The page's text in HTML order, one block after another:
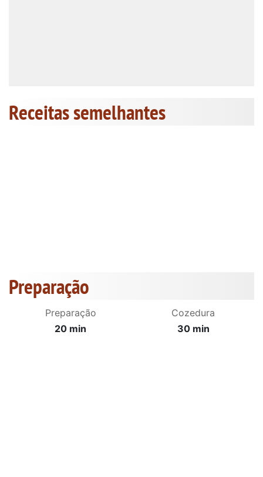
Receitas semelhantes
Preparação
Preparação
20 min
Cozedura
30 min